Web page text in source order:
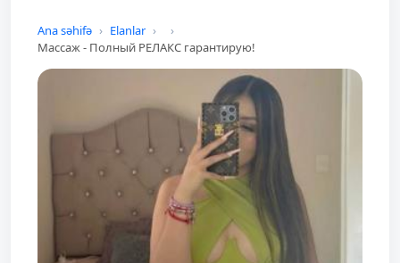
Ana səhifə
Elanlar
Массаж - Полный РЕЛАКС гарантирую!